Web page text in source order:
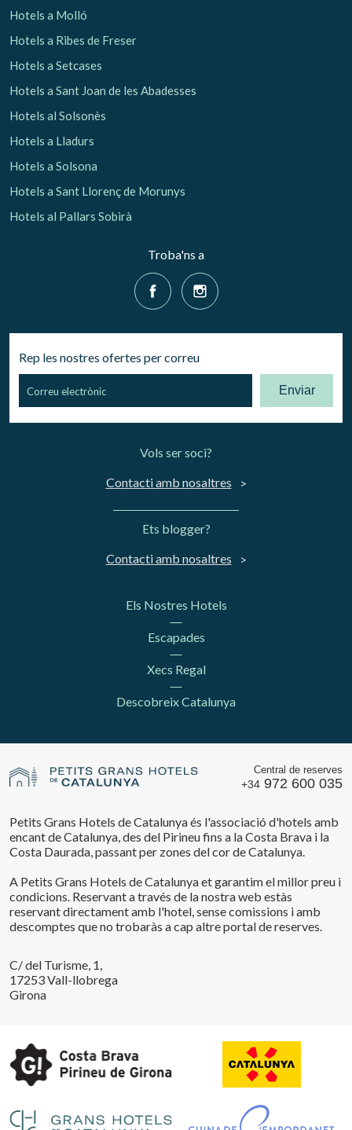
Hotels a Molló
Hotels a Ribes de Freser
Hotels a Setcases
Hotels a Sant Joan de les Abadesses
Hotels al Solsonès
Hotels a Lladurs
Hotels a Solsona
Hotels a Sant Llorenç de Morunys
Hotels al Pallars Sobirà
Troba'ns a
Rep les nostres ofertes per correu
Enviar
Vols ser soci?
Contacti amb nosaltres
Ets blogger?
Contacti amb nosaltres
Els Nostres Hotels
Escapades
Xecs Regal
Descobreix Catalunya
Central de reserves
+34 972 600 035
Petits Grans Hotels de Catalunya és l'associació d'hotels amb
encant de Catalunya, des del Pirineu fins a la Costa Brava i la
Costa Daurada, passant per zones del cor de Catalunya.
A Petits Grans Hotels de Catalunya et garantim el millor preu i
condicions. Reservant a través de la nostra web estàs
reservant directament amb l'hotel, sense comissions i amb
descomptes que no trobaràs a cap altre portal de reserves.
C/ del Turisme, 1,
17253 Vall-llobrega
Girona